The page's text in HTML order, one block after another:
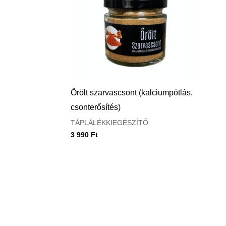
Őrölt szarvascsont (kalciumpótlás,
csonterősítés)
TÁPLÁLÉKKIEGÉSZÍTŐ
3 990 Ft